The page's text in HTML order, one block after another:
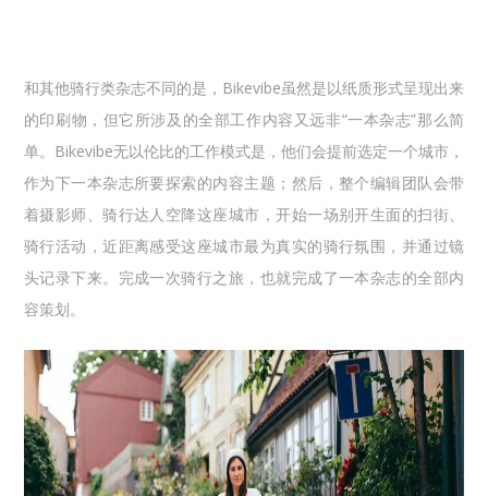
和其他骑行类杂志不同的是，Bikevibe虽然是以纸质形式呈现出来
的印刷物，但它所涉及的全部工作内容又远非“一本杂志”那么简
单。Bikevibe无以伦比的工作模式是，他们会提前选定一个城市，
作为下一本杂志所要探索的内容主题；然后，整个编辑团队会带
着摄影师、骑行达人空降这座城市，开始一场别开生面的扫街、
骑行活动，近距离感受这座城市最为真实的骑行氛围，并通过镜
头记录下来。完成一次骑行之旅，也就完成了一本杂志的全部内
容策划。